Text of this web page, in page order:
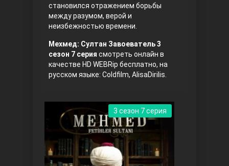
Ветреный холм
становился отражением борьбы
между разумом, верой и
неизбежностью времени.
Мехмед: Султан Завоеватель 3
сезон 7 серия смотреть онлайн в
качестве HD WEBRip бесплатно, на
русском языке: Coldfilm, AlisaDirilis.
3 сезон 7 серия